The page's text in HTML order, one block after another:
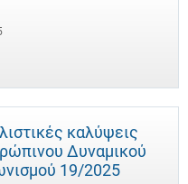
καλύψεις
Δυναμικού
19/2025